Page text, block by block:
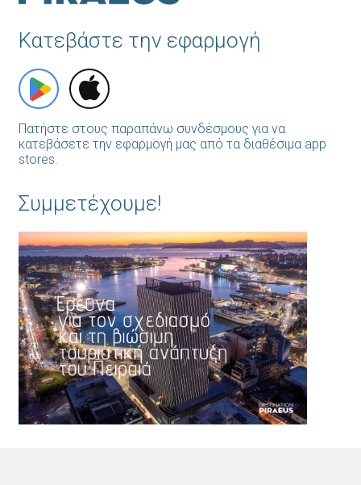
Κατεβάστε την εφαρμογή
Πατήστε στους παραπάνω συνδέσμους για να
κατεβάσετε την εφαρμογή μας από τα διαθέσιμα app
stores.
Συμμετέχουμε!